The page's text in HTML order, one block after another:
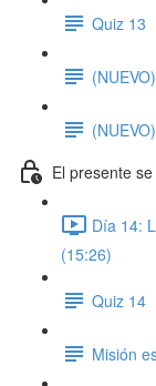
Quiz 13
El presente
Día 14:
(15:26)
Quiz 14
Misión